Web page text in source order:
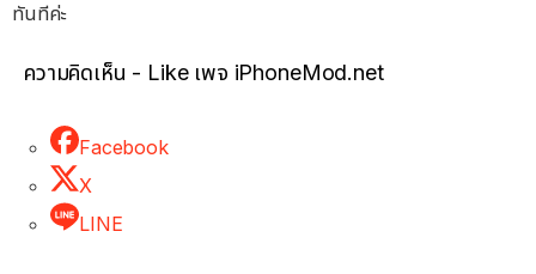
ทันทีค่ะ
ความคิดเห็น - Like เพจ iPhoneMod.net
Facebook
X
LINE